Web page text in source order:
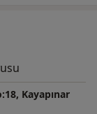
Kayapınar